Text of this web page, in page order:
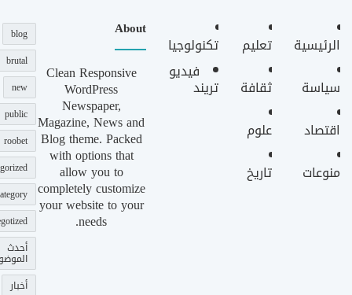
الرئيسية
سياسة
اقتصاد
منوعات
تعليم
ثقافة
علوم
تاريخ
تكنولوجيا
فيديو
تريند
About
Clean Responsive
WordPress
Newspaper,
Magazine, News and
Blog theme. Packed
with options that
allow you to
completely customize
your website to your
needs.
blog
brutal
new
public
roobet
أحدث
أخبار